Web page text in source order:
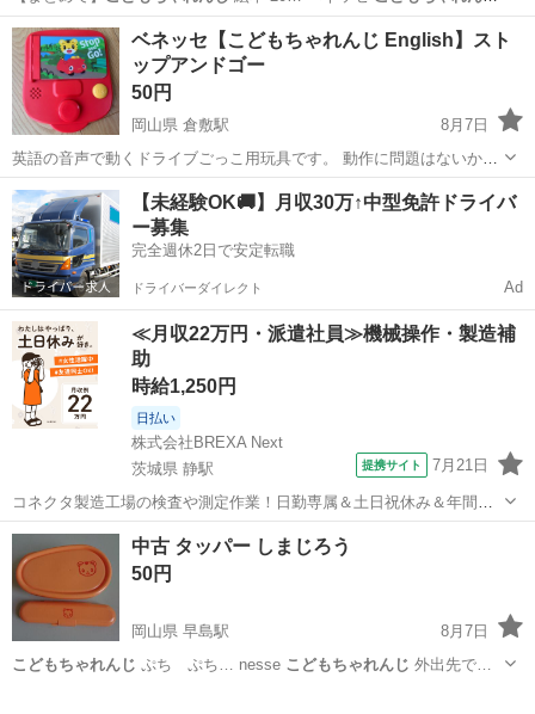
「かんがえて…
滋賀 草津市 その他
ベネッセ【こどもちゃれんじ English】スト
ップアンドゴー
50円
岡山県 倉敷駅
8月7日
英語の音声で動くドライブごっこ用玩具です。 動作に問題はないかと
思います。 何かご不明な点がございましたらお気軽にお声掛けくださ
い！
岡山 倉敷市 倉敷駅 その他
【未経験OK🚚】月収30万↑中型免許ドライバ
ー募集
完全週休2日で安定転職
ドライバーダイレクト Ad
≪月収22万円・派遣社員≫機械操作・製造補
助
時給1,250円
日払い
株式会社BREXA Next
茨城県 静駅
提携サイト 7月21日
コネクタ製造工場の検査や測定作業！日勤専属＆土日祝休み＆年間休
日128日★クリーンルーム内作業★マイカー通勤OK＆無料駐車場あり
★就業先食堂利用可！日払い制度あり！《茨城県常陸大宮市》 人気の
工場のお仕事 ◇コネクタ製造工...
茨城 常陸大宮市 その他
中古 タッパー しまじろう
50円
岡山県 早島駅
8月7日
こどもちゃれんじ ぷち ぷち… nesse こどもちゃれんじ 外出先で…